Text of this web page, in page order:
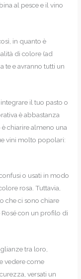
al pesce e il vino
in quanto è
di colore (ad
te e avranno tutti un
il tuo pasto o
è abbastanza
chiarire almeno una
vini molto popolari:
o usati in modo
rosa. Tuttavia,
che ci sono chiare
con un profilo di
tra loro,
vedere come
versati un